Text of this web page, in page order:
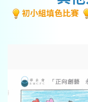
初小組填色比賽